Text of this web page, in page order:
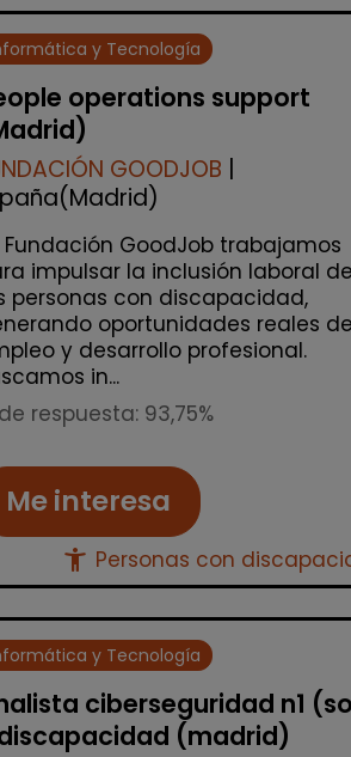
y Tecnología
operations support
GOODJOB |
Fundación GoodJob trabajamos
impulsar la inclusión laboral de
personas con discapacidad,
oportunidades reales de
y desarrollo profesional.
in...
respuesta: 93,75%
Me interesa
accessibility_new Personas con
y Tecnología
ciberseguridad n1
(madrid)